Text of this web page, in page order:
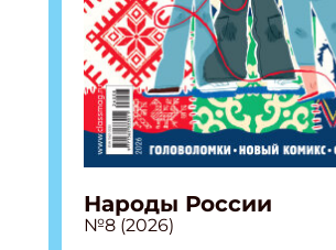
Народы России
№8 (2026)